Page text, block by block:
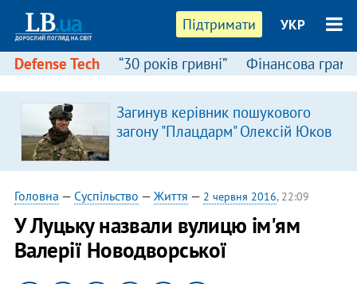
Підтримати УКР
Defense Tech “30 років гривні” Фінансова
Загинув керівник пошукового
загону "Плацдарм" Олексій Юков
Головна — Суспільство — Життя — 2 червня 2016, 22:09
У Луцьку назвали вулицю ім'ям
Валерії Новодворської